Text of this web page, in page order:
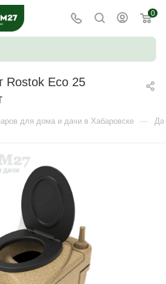
0
Rostok Eco 25
для дома и дачи в Хабаровске —